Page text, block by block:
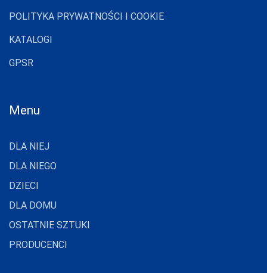
POLITYKA PRYWATNOŚCI I COOKIE
KATALOGI
GPSR
Menu
DLA NIEJ
DLA NIEGO
DZIECI
DLA DOMU
OSTATNIE SZTUKI
PRODUCENCI